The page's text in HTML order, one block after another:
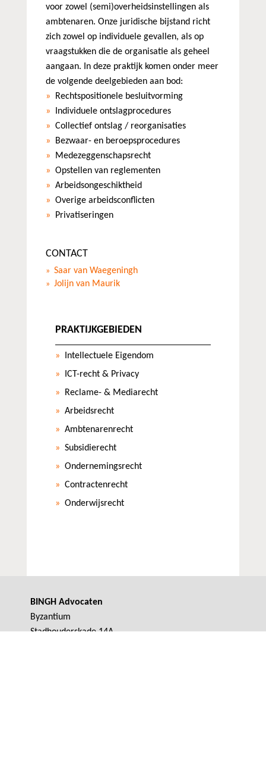
voor zowel (semi)overheidsinstellingen als
ambtenaren. Onze juridische bijstand richt
zich zowel op individuele gevallen, als op
vraagstukken die de organisatie als geheel
aangaan. In deze praktijk komen onder meer
de volgende deelgebieden aan bod:
Rechtspositionele besluitvorming
Individuele ontslagprocedures
Collectief ontslag / reorganisaties
Bezwaar- en beroepsprocedures
Medezeggenschapsrecht
Opstellen van reglementen
Arbeidsongeschiktheid
Overige arbeidsconflicten
Privatiseringen
CONTACT
Saar van Waegeningh
Jolijn van Maurik
PRAKTIJKGEBIEDEN
Intellectuele Eigendom
ICT-recht & Privacy
Reclame- & Mediarecht
Arbeidsrecht
Ambtenarenrecht
Subsidierecht
Ondernemingsrecht
Contractenrecht
Onderwijsrecht
BINGH Advocaten
Byzantium
Stadhouderskade 14A